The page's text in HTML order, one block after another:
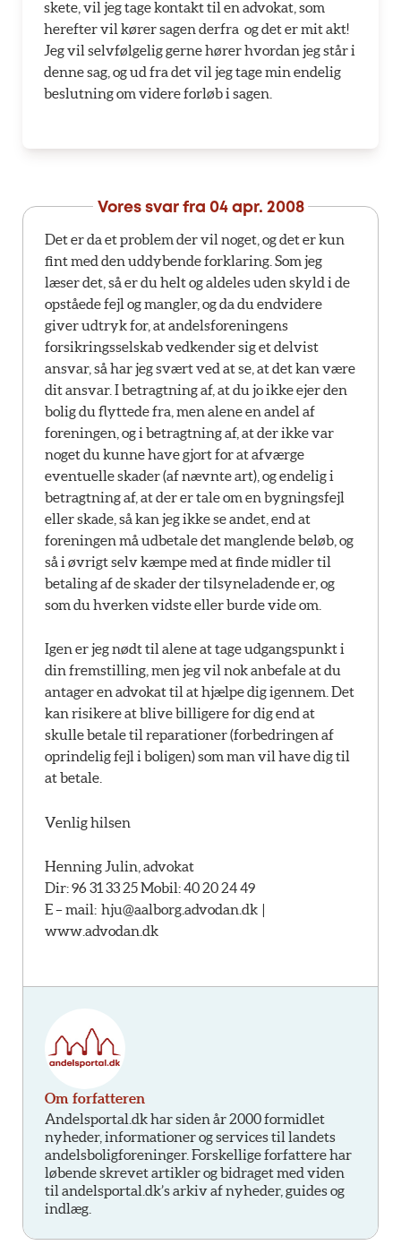
skete, vil jeg tage kontakt til en advokat, som
herefter vil kører sagen derfra  og det er mit akt!
Jeg vil selvfølgelig gerne hører hvordan jeg står i
denne sag, og ud fra det vil jeg tage min endelig
beslutning om videre forløb i sagen.
Vores svar fra 04 apr. 2008
Det er da et problem der vil noget, og det er kun
fint med den uddybende forklaring. Som jeg
læser det, så er du helt og aldeles uden skyld i de
opståede fejl og mangler, og da du endvidere
giver udtryk for, at andelsforeningens
forsikringsselskab vedkender sig et delvist
ansvar, så har jeg svært ved at se, at det kan være
dit ansvar. I betragtning af, at du jo ikke ejer den
bolig du flyttede fra, men alene en andel af
foreningen, og i betragtning af, at der ikke var
noget du kunne have gjort for at afværge
eventuelle skader (af nævnte art), og endelig i
betragtning af, at der er tale om en bygningsfejl
eller skade, så kan jeg ikke se andet, end at
foreningen må udbetale det manglende beløb, og
så i øvrigt selv kæmpe med at finde midler til
betaling af de skader der tilsyneladende er, og
som du hverken vidste eller burde vide om.
Igen er jeg nødt til alene at tage udgangspunkt i
din fremstilling, men jeg vil nok anbefale at du
antager en advokat til at hjælpe dig igennem. Det
kan risikere at blive billigere for dig end at
skulle betale til reparationer (forbedringen af
oprindelig fejl i boligen) som man vil have dig til
at betale.
Venlig hilsen
Henning Julin, advokat
Dir: 96 31 33 25 Mobil: 40 20 24 49
E – mail: hju@aalborg.advodan.dk |
www.advodan.dk
Om forfatteren
Andelsportal.dk har siden år 2000 formidlet
nyheder, informationer og services til landets
andelsboligforeninger. Forskellige forfattere har
løbende skrevet artikler og bidraget med viden
til andelsportal.dk’s arkiv af nyheder, guides og
indlæg.